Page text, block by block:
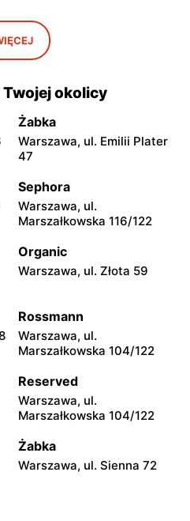
CCC
Warszawa, ul. Kazimierza
Szpotańskiego 4
CCC
Janki, ul. Mszczonowska 3
CCC
Legionowo, ul. Jerzego
CCC
Józefów, ul. 3 Maja 148
CCC
CCC
Radzymin, ul. Konstytucji 3
Maja 13
CCC
Grodzisk Mazowiecki, ul.
Królewska 48
CCC
Mińsk Mazowiecki, ul.
okolicy
Żabka
Warszawa, ul. Emilii Plater
47
Sephora
Warszawa, ul.
Marszałkowska 116/122
Organic
Warszawa, ul. Złota 59
Rossmann
Warszawa, ul.
Marszałkowska 104/122
Reserved
Warszawa, ul.
Marszałkowska 104/122
Żabka
Warszawa, ul. Sienna 72